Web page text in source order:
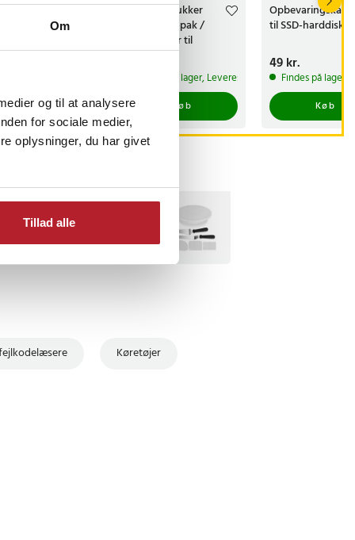
Om
og til at analysere
for sociale medier,
oplysninger, du har givet
Tillad alle
i støbejern
Køb
Krydderikrukker
med låg 12-pak /
glaskrukker til
krydderier
Findes på lager, Leveres i løbet af 1-2 hverdage
Køb
til SSD-harddisk
Pris:49 kr.
49 kr.
Findes på lager,
Køb
Køretøjer